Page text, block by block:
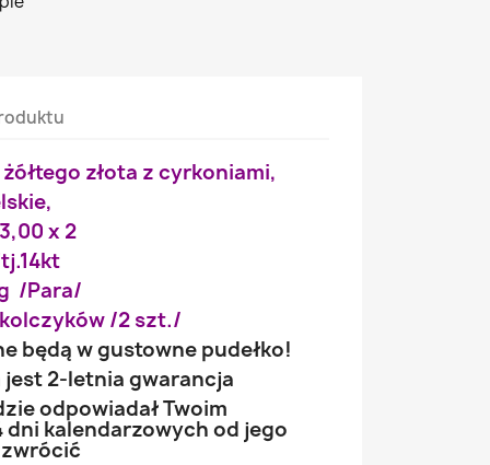
złota z cyrkoniami,
x 2
/Para/
/2 szt./
będą w gustowne pudełko!
2-letnia gwarancja
odpowiadał Twoim
dni kalendarzowych od jego